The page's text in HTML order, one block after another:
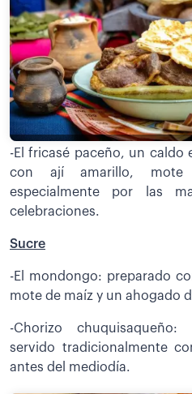
-El fricasé paceño, un caldo
con ají amarillo, mote
especialmente por las
celebraciones.
Sucre
-El mondongo: preparado
mote de maíz y un ahogado
-Chorizo
servido tradicionalmente
antes del mediodía.